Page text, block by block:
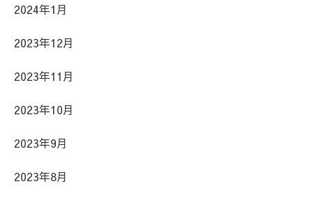
2024年1月
2023年12月
2023年11月
2023年10月
2023年9月
2023年8月